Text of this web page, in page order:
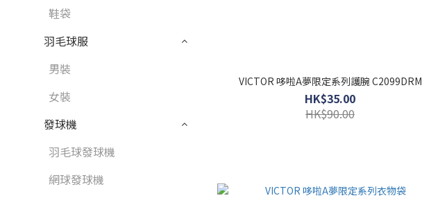
鞋袋
羽毛球服
男裝
女裝
發球機
羽毛球發球機
網球發球機
VICTOR 哆啦A夢限定系列護腕 C2099DRM
HK$35.00
HK$90.00